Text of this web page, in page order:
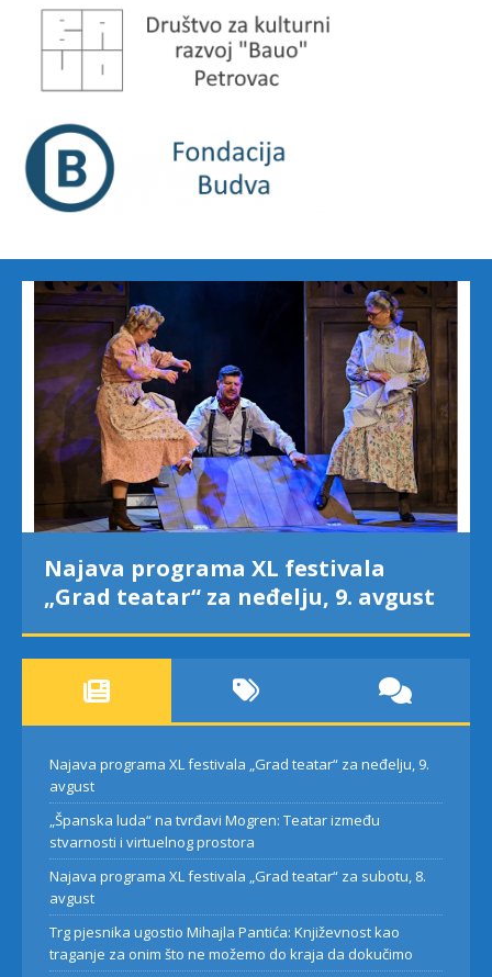
Najava programa XL festivala
„Grad teatar“ za neđelju, 9. avgust
Najava programa XL festivala „Grad teatar“ za neđelju, 9.
avgust
„Španska luda“ na tvrđavi Mogren: Teatar između
stvarnosti i virtuelnog prostora
Najava programa XL festivala „Grad teatar“ za subotu, 8.
avgust
Trg pjesnika ugostio Mihajla Pantića: Književnost kao
traganje za onim što ne možemo do kraja da dokučimo